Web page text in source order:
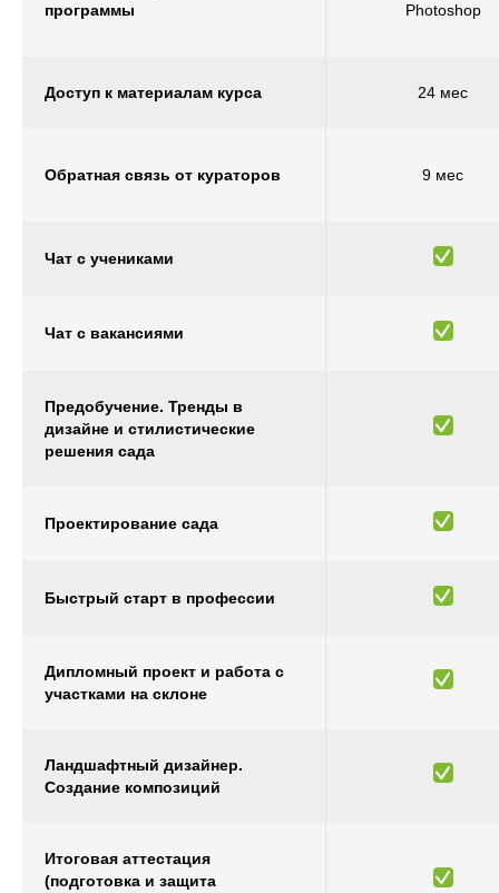
программы
Photoshop
Доступ к материалам курса 24 мес
Обратная связь от кураторов 9 мес
Чат с учениками
Чат с вакансиями
Предобучение. Тренды в
дизайне и стилистические
решения сада
Проектирование сада
Быстрый старт в профессии
Дипломный проект и работа с
участками на склоне
Ландшафтный дизайнер.
Создание композиций
Итоговая аттестация
(подготовка и защита